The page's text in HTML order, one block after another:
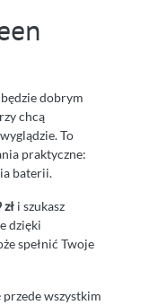
będzie dobrym
chcą
To
praktyczne:
baterii.
zł i szukasz
dzięki
spełnić Twoje
wszystkim